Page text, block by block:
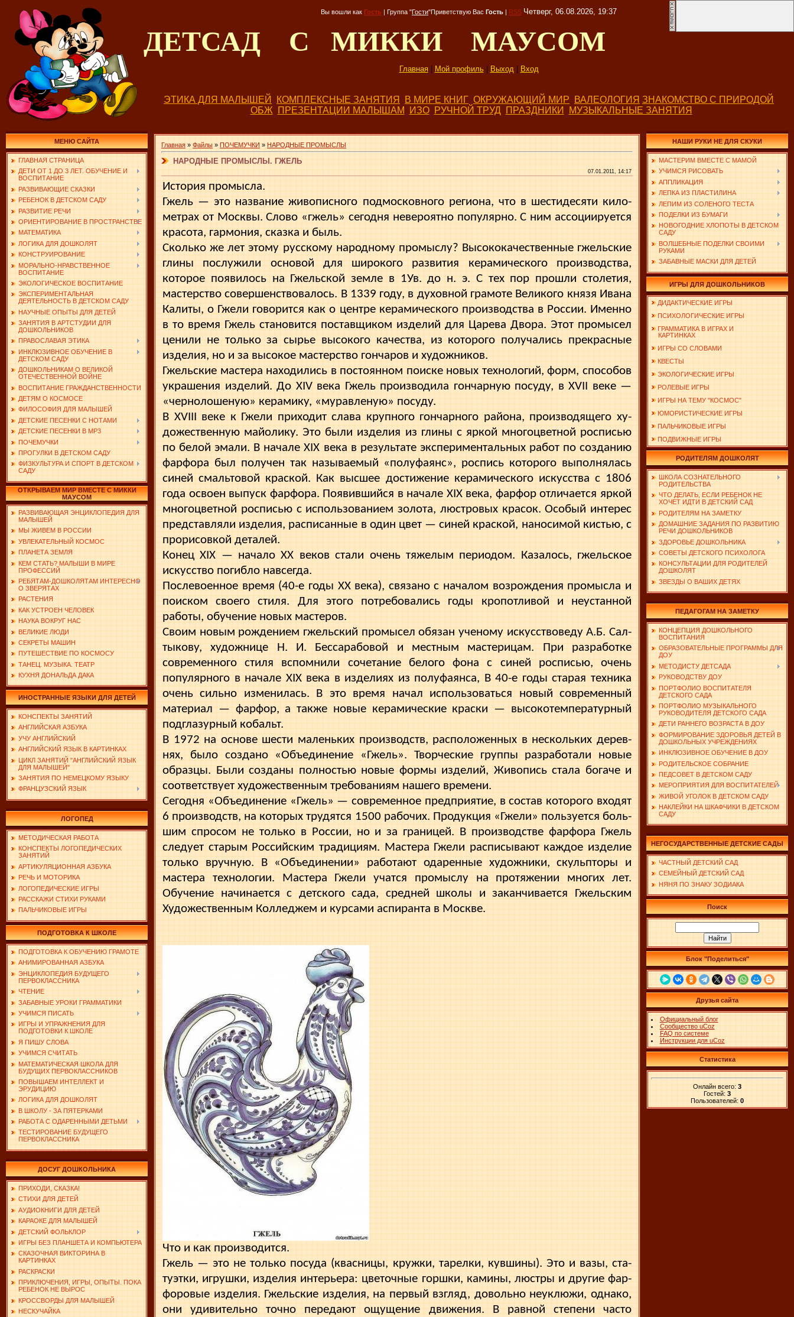
Вы вошли как Гость | Группа "Гости"Приветствую Вас Гость | RSS Четверг, 06.08.2026, 19:37
ДЕТСАД С МИККИ МАУСОМ
Главная| Мой профиль| Выход| Вход
ЭТИКА ДЛЯ МАЛЫШЕЙ КОМПЛЕКСНЫЕ ЗАНЯТИЯ В МИРЕ КНИГ ОКРУЖАЮЩИЙ МИР ВАЛЕОЛОГИЯ ЗНАКОМСТВО С ПРИРОДОЙ
ОБЖ
ПРЕЗЕНТАЦИИ МАЛЫШАМ ИЗО РУЧНОЙ ТРУД ПРАЗДНИКИ МУЗЫКАЛЬНЫЕ ЗАНЯТИЯ
МЕНЮ САЙТА
ГЛАВНАЯ СТРАНИЦА
ДЕТИ ОТ 1 ДО 3 ЛЕТ. ОБУЧЕНИЕ И
ВОСПИТАНИЕ
РАЗВИВАЮЩИЕ СКАЗКИ
РЕБЕНОК В ДЕТСКОМ САДУ
РАЗВИТИЕ РЕЧИ
ОРИЕНТИРОВАНИЕ В ПРОСТРАНСТВЕ
МАТЕМАТИКА
ЛОГИКА ДЛЯ ДОШКОЛЯТ
КОНСТРУИРОВАНИЕ
МОРАЛЬНО-НРАВСТВЕННОЕ
ВОСПИТАНИЕ
ЭКОЛОГИЧЕСКОЕ ВОСПИТАНИЕ
ЭКСПЕРИМЕНТАЛЬНАЯ
ДЕЯТЕЛЬНОСТЬ В ДЕТСКОМ САДУ
НАУЧНЫЕ ОПЫТЫ ДЛЯ ДЕТЕЙ
ЗАНЯТИЯ В АРТСТУДИИ ДЛЯ
ДОШКОЛЬНИКОВ
ПРАВОСЛАВАЯ ЭТИКА
ИНКЛЮЗИВНОЕ ОБУЧЕНИЕ В
ДЕТСКОМ САДУ
ДОШКОЛЬНИКАМ О ВЕЛИКОЙ
ОТЕЧЕСТВЕННОЙ ВОЙНЕ
ВОСПИТАНИЕ ГРАЖДАНСТВЕННОСТИ
ДЕТЯМ О КОСМОСЕ
ФИЛОСОФИЯ ДЛЯ МАЛЫШЕЙ
ДЕТСКИЕ ПЕСЕНКИ С НОТАМИ
ДЕТСКИЕ ПЕСЕНКИ В MP3
ПОЧЕМУЧКИ
ПРОГУЛКИ В ДЕТСКОМ САДУ
ФИЗКУЛЬТУРА И СПОРТ В ДЕТСКОМ
САДУ
ОТКРЫВАЕМ МИР ВМЕСТЕ С МИККИ
МАУСОМ
РАЗВИВАЮЩАЯ ЭНЦИКЛОПЕДИЯ ДЛЯ
МАЛЫШЕЙ
МЫ ЖИВЕМ В РОССИИ
УВЛЕКАТЕЛЬНЫЙ КОСМОС
ПЛАНЕТА ЗЕМЛЯ
КЕМ СТАТЬ? МАЛЫШИ В МИРЕ
ПРОФЕССИЙ
РЕБЯТАМ-ДОШКОЛЯТАМ ИНТЕРЕСНО
О ЗВЕРЯТАХ
РАСТЕНИЯ
КАК УСТРОЕН ЧЕЛОВЕК
НАУКА ВОКРУГ НАС
ВЕЛИКИЕ ЛЮДИ
СЕКРЕТЫ МАШИН
ПУТЕШЕСТВИЕ ПО КОСМОСУ
ТАНЕЦ. МУЗЫКА. ТЕАТР
КУХНЯ ДОНАЛЬДА ДАКА
ИНОСТРАННЫЕ ЯЗЫКИ ДЛЯ ДЕТЕЙ
КОНСПЕКТЫ ЗАНЯТИЙ
АНГЛИЙСКАЯ АЗБУКА
УЧУ АНГЛИЙСКИЙ
АНГЛИЙСКИЙ ЯЗЫК В КАРТИНКАХ
ЦИКЛ ЗАНЯТИЙ "АНГЛИЙСКИЙ ЯЗЫК
ДЛЯ МАЛЫШЕЙ"
ЗАНЯТИЯ ПО НЕМЕЦКОМУ ЯЗЫКУ
ФРАНЦУЗСКИЙ ЯЗЫК
ЛОГОПЕД
МЕТОДИЧЕСКАЯ РАБОТА
КОНСПЕКТЫ ЛОГОПЕДИЧЕСКИХ
ЗАНЯТИЙ
АРТИКУЛЯЦИОННАЯ АЗБУКА
РЕЧЬ И МОТОРИКА
ЛОГОПЕДИЧЕСКИЕ ИГРЫ
РАССКАЖИ СТИХИ РУКАМИ
ПАЛЬЧИКОВЫЕ ИГРЫ
ПОДГОТОВКА К ШКОЛЕ
ПОДГОТОВКА К ОБУЧЕНИЮ ГРАМОТЕ
АНИМИРОВАННАЯ АЗБУКА
ЭНЦИКЛОПЕДИЯ БУДУЩЕГО
ПЕРВОКЛАССНИКА
ЧТЕНИЕ
ЗАБАВНЫЕ УРОКИ ГРАММАТИКИ
УЧИМСЯ ПИСАТЬ
ИГРЫ И УПРАЖНЕНИЯ ДЛЯ
ПОДГОТОВКИ К ШКОЛЕ
Я ПИШУ СЛОВА
УЧИМСЯ СЧИТАТЬ
МАТЕМАТИЧЕСКАЯ ШКОЛА ДЛЯ
БУДУЩИХ ПЕРВОКЛАССНИКОВ
ПОВЫШАЕМ ИНТЕЛЛЕКТ И
ЭРУДИЦИЮ
ЛОГИКА ДЛЯ ДОШКОЛЯТ
В ШКОЛУ - ЗА ПЯТЕРКАМИ
РАБОТА С ОДАРЕННЫМИ ДЕТЬМИ
ТЕСТИРОВАНИЕ БУДУЩЕГО
ПЕРВОКЛАССНИКА
ДОСУГ ДОШКОЛЬНИКА
ПРИХОДИ, СКАЗКА!
СТИХИ ДЛЯ ДЕТЕЙ
АУДИОКНИГИ ДЛЯ ДЕТЕЙ
КАРАОКЕ ДЛЯ МАЛЫШЕЙ
ДЕТСКИЙ ФОЛЬКЛОР
ИГРЫ БЕЗ ПЛАНШЕТА И КОМПЬЮТЕРА
СКАЗОЧНАЯ ВИКТОРИНА В
КАРТИНКАХ
РАСКРАСКИ
ПРИКЛЮЧЕНИЯ, ИГРЫ, ОПЫТЫ. ПОКА
РЕБЕНОК НЕ ВЫРОС
КРОССВОРДЫ ДЛЯ МАЛЫШЕЙ
НЕСКУЧАЙКА
Главная » Файлы » ПОЧЕМУЧКИ » НАРОДНЫЕ ПРОМЫСЛЫ
НАРОДНЫЕ ПРОМЫСЛЫ. ГЖЕЛЬ
07.01.2011, 14:17
История промысла.
Гжель — это название живописного подмосковного региона, что в шестидесяти кило­
метрах от Москвы. Слово «гжель» сегодня невероятно популярно. С ним ассоциируется
красота, гармония, сказка и быль.
Сколько же лет этому русскому народному промыслу? Высококачественные гжельские
глины послужили основой для широкого развития керамического производства,
которое появилось на Гжельской земле в 1Ув. до н. э. С тех пор прошли столетия,
мастерство совер­шенствовалось. В 1339 году, в духовной грамоте Великого князя Ивана
Калиты, о Гжели говорится как о центре керамического производства в России. Именно
в то время Гжель ста­новится поставщиком изделий для Царева Двора. Этот промысел
ценили не только за сырье высокого качества, из которого получались прекрасные
изделия, но и за высокое мастерство гончаров и художников.
Гжельские мастера находились в постоянном поиске новых технологий, форм, спосо­бов
украшения изделий. До XIV века Гжель производила гончарную посуду, в XVII веке —
«чернолошеную» керамику, «муравленую» посуду.
В XVIII веке к Гжели приходит слава крупного гончарного района, производящего ху­
дожественную майолику. Это были изделия из глины с яркой многоцветной росписью
по белой эмали. В начале XIX века в результате экспериментальных работ по созданию
фарфо­ра был получен так называемый «полуфаянс», роспись которого выполнялась
синей смаль­товой краской. Как высшее достижение керамического искусства с 1806
года освоен выпуск фарфора. Появившийся в начале XIX века, фарфор отличается яркой
многоцветной роспи­сью с использованием золота, люстровых красок. Особый интерес
представляли изделия, расписанные в один цвет — синей краской, наносимой кистью, с
прорисовкой деталей.
Конец XIX — начало XX веков стали очень тяжелым периодом. Казалось, гжельское
искусство погибло навсегда.
Послевоенное время (40-е годы XX века), связано с началом возрождения промысла и
поиском своего стиля. Для этого потребовались годы кропотливой и неустанной
работы, обучение новых мастеров.
Своим новым рождением гжельский промысел обязан ученому искусствоведу А.Б. Сал­
тыкову, художнице Н. И. Бессарабовой и местным мастерицам. При разработке
современно­го стиля вспомнили сочетание белого фона с синей росписью, очень
популярного в начале XIX века в изделиях из полуфаянса, В 40-е годы старая техника
очень сильно изменилась. В это время начал использоваться новый современный
материал — фарфор, а также новые керамические краски — высокотемпературный
подглазурный кобальт.
В 1972 на основе шести маленьких производств, расположенных в нескольких дерев­
нях, было создано «Объединение «Гжель». Творческие группы разработали новые
образцы. Были созданы полностью новые формы изделий, Живопись стала богаче и
соответствует художественным требованиям нашего времени.
Сегодня «Объединение «Гжель» — современное предприятие, в состав которого входят
6 производств, на которых трудятся 1500 рабочих. Продукция «Гжели» пользуется боль­
шим спросом не только в России, но и за границей. В производстве фарфора Гжель
следует старым Российским традициям. Мастера Гжели расписывают каждое изделие
только вруч­ную. В «Объединении» работают одаренные художники, скульпторы и
мастера техноло­гии. Мастера Гжели учатся промыслу на протяжении многих лет.
Обучение начинается с детского сада, средней школы и заканчивается Гжельским
Художественным Колледжем и курсами аспиранта в Москве.
Что и как производится.
Гжель — это не только посуда (квасницы, кружки, тарелки, кувшины). Это и вазы, ста­
туэтки, игрушки, изделия интерьера: цветочные горшки, камины, люстры и другие фар­
форовые изделия. Гжельские изделия, на первый взгляд, довольно неуклюжи, однако,
они удивительно точно передают ощущение движения. В равной степени часто
НАШИ РУКИ НЕ ДЛЯ СКУКИ
МАСТЕРИМ ВМЕСТЕ С МАМОЙ
УЧИМСЯ РИСОВАТЬ
АППЛИКАЦИЯ
ЛЕПКА ИЗ ПЛАСТИЛИНА
ЛЕПИМ ИЗ СОЛЕНОГО ТЕСТА
ПОДЕЛКИ ИЗ БУМАГИ
НОВОГОДНИЕ ХЛОПОТЫ В ДЕТСКОМ
САДУ
ВОЛШЕБНЫЕ ПОДЕЛКИ СВОИМИ
РУКАМИ
ЗАБАВНЫЕ МАСКИ ДЛЯ ДЕТЕЙ
ИГРЫ ДЛЯ ДОШКОЛЬНИКОВ
ДИДАКТИЧЕСКИЕ ИГРЫ
ПСИХОЛОГИЧЕСКИЕ ИГРЫ
ГРАММАТИКА В ИГРАХ И
КАРТИНКАХ
ИГРЫ СО СЛОВАМИ
КВЕСТЫ
ЭКОЛОГИЧЕСКИЕ ИГРЫ
РОЛЕВЫЕ ИГРЫ
ИГРЫ НА ТЕМУ "КОСМОС"
ЮМОРИСТИЧЕСКИЕ ИГРЫ
ПАЛЬЧИКОВЫЕ ИГРЫ
ПОДВИЖНЫЕ ИГРЫ
РОДИТЕЛЯМ ДОШКОЛЯТ
ШКОЛА СОЗНАТЕЛЬНОГО
РОДИТЕЛЬСТВА
ЧТО ДЕЛАТЬ, ЕСЛИ РЕБЕНОК НЕ
ХОЧЕТ ИДТИ В ДЕТСКИЙ САД
РОДИТЕЛЯМ НА ЗАМЕТКУ
ДОМАШНИЕ ЗАДАНИЯ ПО РАЗВИТИЮ
РЕЧИ ДОШКОЛЬНИКОВ
ЗДОРОВЬЕ ДОШКОЛЬНИКА
СОВЕТЫ ДЕТСКОГО ПСИХОЛОГА
КОНСУЛЬТАЦИИ ДЛЯ РОДИТЕЛЕЙ
ДОШКОЛЯТ
ЗВЕЗДЫ О ВАШИХ ДЕТЯХ
ПЕДАГОГАМ НА ЗАМЕТКУ
КОНЦЕПЦИЯ ДОШКОЛЬНОГО
ВОСПИТАНИЯ
ОБРАЗОВАТЕЛЬНЫЕ ПРОГРАММЫ ДЛЯ
ДОУ
МЕТОДИСТУ ДЕТСАДА
РУКОВОДСТВУ ДОУ
ПОРТФОЛИО ВОСПИТАТЕЛЯ
ДЕТСКОГО САДА
ПОРТФОЛИО МУЗЫКАЛЬНОГО
РУКОВОДИТЕЛЯ ДЕТСКОГО САДА
ДЕТИ РАННЕГО ВОЗРАСТА В ДОУ
ФОРМИРОВАНИЕ ЗДОРОВЬЯ ДЕТЕЙ В
ДОШКОЛЬНЫХ УЧРЕЖДЕНИЯХ
ИНКЛЮЗИВНОЕ ОБУЧЕНИЕ В ДОУ
РОДИТЕЛЬСКОЕ СОБРАНИЕ
ПЕДСОВЕТ В ДЕТСКОМ САДУ
МЕРОПРИЯТИЯ ДЛЯ ВОСПИТАТЕЛЕЙ
ЖИВОЙ УГОЛОК В ДЕТСКОМ САДУ
НАКЛЕЙКИ НА ШКАФЧИКИ В ДЕТСКОМ
САДУ
НЕГОСУДАРСТВЕННЫЕ ДЕТСКИЕ САДЫ
ЧАСТНЫЙ ДЕТСКИЙ САД
СЕМЕЙНЫЙ ДЕТСКИЙ САД
НЯНЯ ПО ЗНАКУ ЗОДИАКА
Поиск
Блок "Поделиться"
Друзья сайта
Официальный блог
Сообщество uCoz
FAQ по системе
Инструкции для uCoz
Статистика
Онлайн всего: 3
Гостей: 3
Пользователей: 0